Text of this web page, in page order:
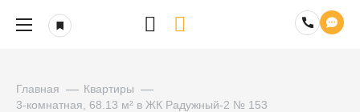
Главная
Квартиры
3-комнатная, 68.13 м² в ЖК Радужный-2 № 153